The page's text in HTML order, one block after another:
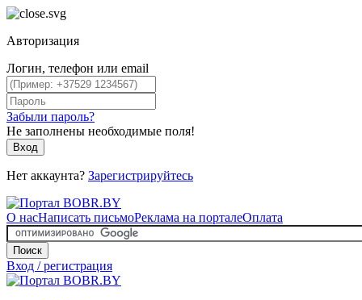
Авторизация
Логин, телефон или email
Забыли пароль?
Не заполнены необходимые поля!
Вход
Нет аккаунта? Зарегистрируйтесь
О насНаписать письмоРеклама на порталеОплата
Поиск
Вход / регистрация